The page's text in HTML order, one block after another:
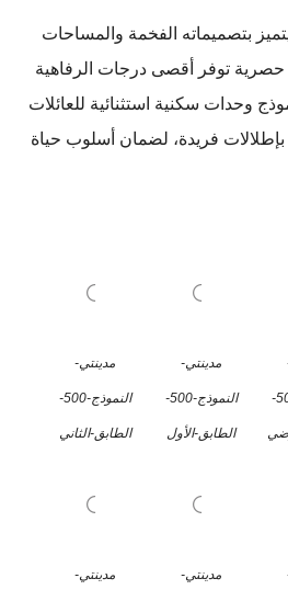
بتصميماته الفخمة والمساحات
حصرية توفر أقصى درجات الرفاهية
وحدات سكنية استثنائية للعائلات
بإطلالات فريدة، لضمان أسلوب حياة
النموذج-500-
مدينتي-
النموذج-500-
الطابق-الأول
مدينتي-
النموذج-500-
الطابق-الثاني
مدينتي- مدينتي-